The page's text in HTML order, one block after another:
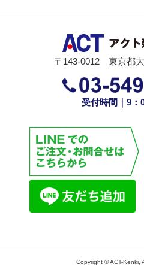
〒143-0012 東京都
受付時間｜9：
Copyright © ACT-Kenki,